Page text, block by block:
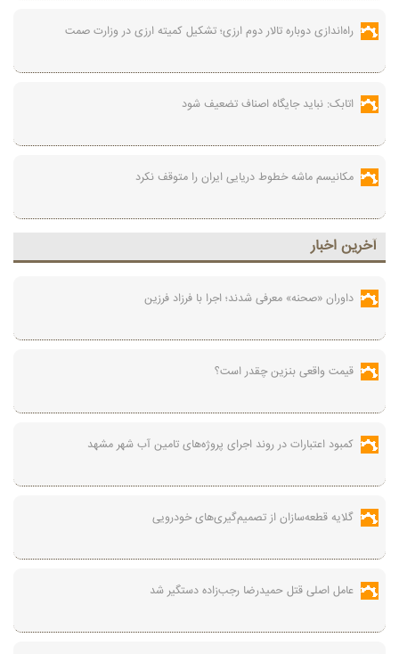
راه‌اندازی دوباره تالار دوم ارزی؛ تشکیل کمیته ارزی در وزارت صمت
اتابک: نباید جایگاه اصناف تضعیف شود
مکانیسم ماشه خطوط دریایی ایران را متوقف نکرد
آخرين اخبار
داوران «صحنه» معرفی شدند؛ اجرا با فرزاد فرزین
قیمت واقعی بنزین چقدر است؟
کمبود اعتبارات در روند اجرای پروژه‌های تامین آب شهر مشهد
گلایه قطعه‌سازان از تصمیم‌گیری‌های خودرویی
عامل اصلی قتل حمیدرضا رجب‌زاده دستگیر شد